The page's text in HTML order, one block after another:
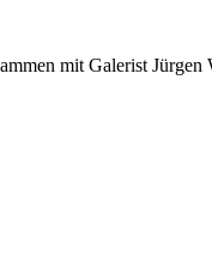
mit Galerist